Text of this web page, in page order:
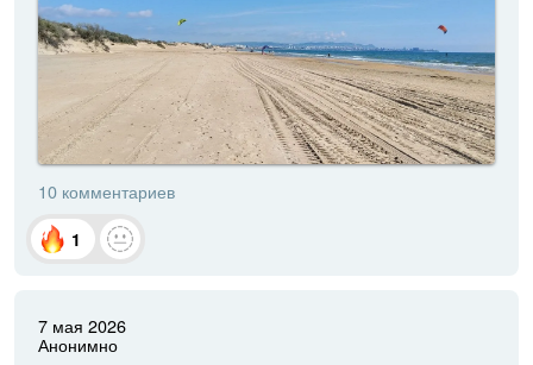
10 комментариев
1
7 мая 2026
Анонимно